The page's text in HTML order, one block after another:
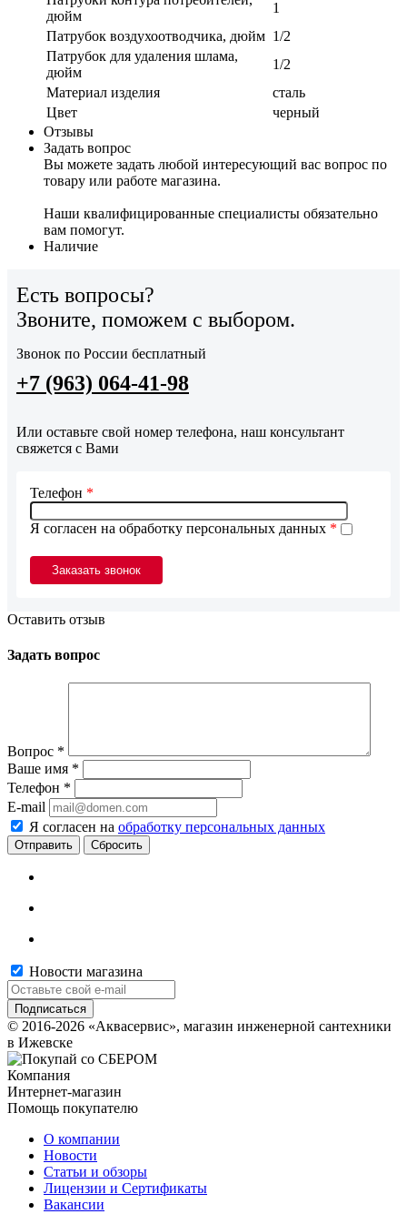
дюйм
1
Патрубок воздухоотводчика, дюйм 1/2
Патрубок для удаления шлама,
дюйм
1/2
Материал изделия
сталь
Цвет
черный
Отзывы
Задать вопрос
Вы можете задать любой интересующий вас вопрос по
товару или работе магазина.
Наши квалифицированные специалисты обязательно
вам помогут.
Наличие
Есть вопросы?
Звоните, поможем с выбором.
Звонок по России бесплатный
+7 (963) 064-41-98
Или оставьте свой номер телефона, наш консультант
свяжется с Вами
Я согласен на обработку персональных данных *
Телефон *
Оставить отзыв
Задать вопрос
Вопрос *
Ваше имя *
Телефон *
E-mail
Я согласен на обработку персональных данных
Сбросить
Новости магазина
© 2016-2026 «Аквасервис», магазин инженерной сантехники
в Ижевске
Компания
Интернет-магазин
Помощь покупателю
О компании
Новости
Статьи и обзоры
Лицензии и Сертификаты
Вакансии